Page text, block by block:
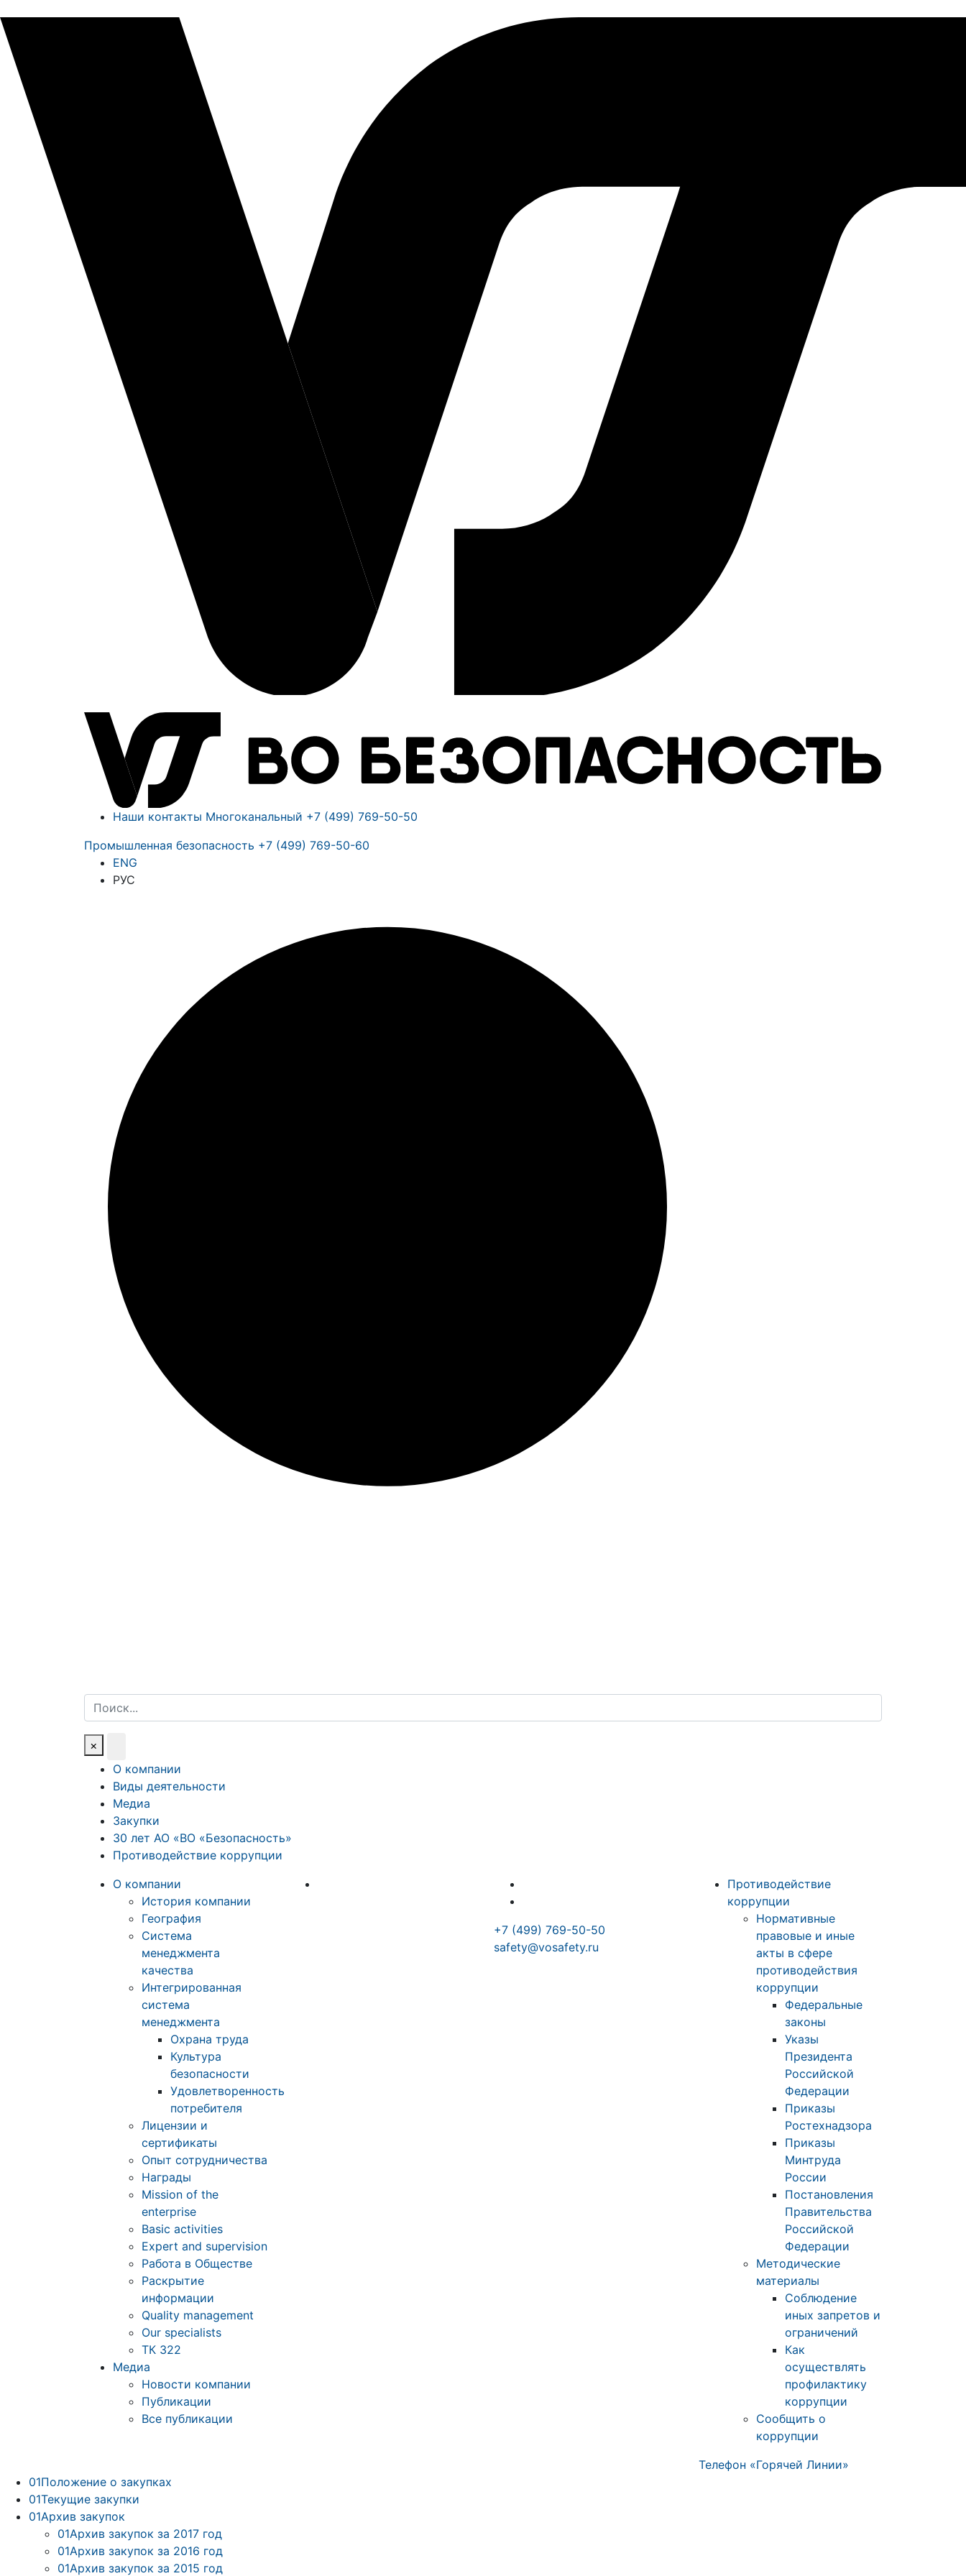
Наши контакты Многоканальный +7 (499) 769-50-50
Промышленная безопасность +7 (499) 769-50-60
ENG
РУС
Поиск
×
О компании
Виды деятельности
Медиа
Закупки
30 лет АО «ВО «Безопасность»
Противодействие коррупции
О компании
История компании
География
Система
менеджмента
качества
Интегрированная
система
менеджмента
Охрана труда
Культура
безопасности
Удовлетворенность
потребителя
Лицензии и
сертификаты
Опыт сотрудничества
Награды
Mission of the
enterprise
Basic activities
Expert and supervision
Работа в Обществе
Раскрытие
информации
Quality management
Our specialists
ТК 322
Медиа
Новости компании
Публикации
Все публикации
+7 (499) 769-50-50
safety@vosafety.ru
Противодействие
коррупции
Нормативные
правовые и иные
акты в сфере
противодействия
коррупции
Федеральные
законы
Указы
Президента
Российской
Федерации
Приказы
Ростехнадзора
Приказы
Минтруда
России
Постановления
Правительства
Российской
Федерации
Методические
материалы
Соблюдение
иных запретов и
ограничений
Как
осуществлять
профилактику
коррупции
Сообщить о
коррупции
Телефон «Горячей Линии»
01Положение о закупках
01Текущие закупки
01Архив закупок
01Архив закупок за 2017 год
01Архив закупок за 2016 год
01Архив закупок за 2015 год